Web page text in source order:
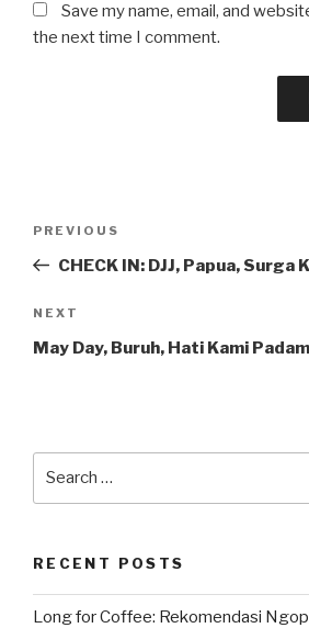
Save my name, email, and
the next time I comment.
Previous
Post
PREVIOUS
CHECK IN: DJJ, Papua, Surga
Next
Post
NEXT
May Day, Buruh, Hati Kami
RECENT POSTS
Long for Coffee: Rekomendasi